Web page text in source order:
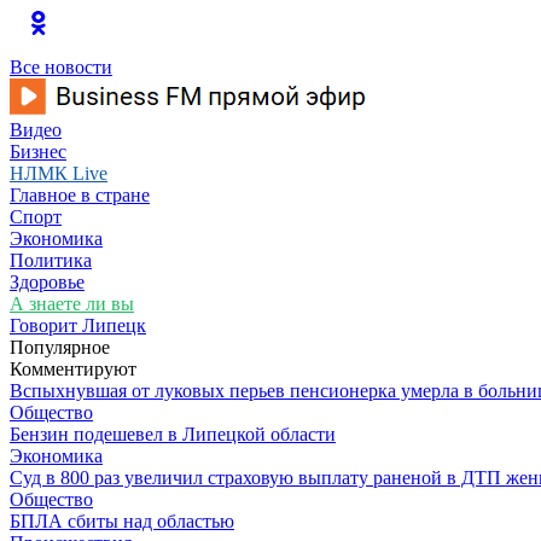
Все новости
Видео
Бизнес
НЛМК Live
Главное в стране
Спорт
Экономика
Политика
Здоровье
А знаете ли вы
Говорит Липецк
Популярное
Комментируют
Вспыхнувшая от луковых перьев пенсионерка умерла в
Общество
Бензин подешевел в Липецкой области
Экономика
Суд в 800 раз увеличил страховую выплату раненой в ДТП
Общество
БПЛА сбиты над областью